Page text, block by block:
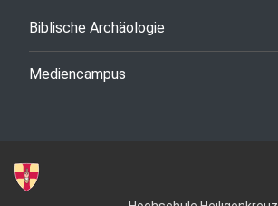
Biblische Archäologie
Mediencampus